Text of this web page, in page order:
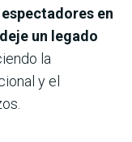
en
un legado
la
y el